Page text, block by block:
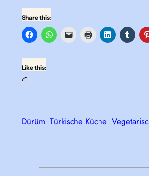
Share this:
Like this:
Loading…
Dürüm Türkische Küche